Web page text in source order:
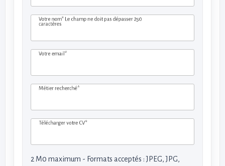
Votre nom* Le champ ne doit pas dépasser 250
caractères
Votre email*
Métier recherché*
Télécharger votre CV*
2 M0 maximum - Formats acceptés : JPEG, JPG,